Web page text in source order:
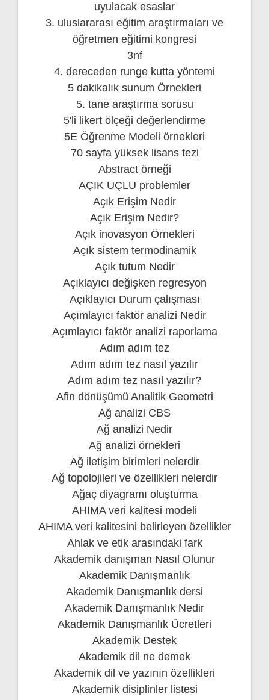
uyulacak esaslar
3. uluslararası eğitim araştırmaları ve
öğretmen eğitimi kongresi
3nf
4. dereceden runge kutta yöntemi
5 dakikalık sunum Örnekleri
5. tane araştırma sorusu
5'li likert ölçeği değerlendirme
5E Öğrenme Modeli örnekleri
70 sayfa yüksek lisans tezi
Abstract örneği
AÇIK UÇLU problemler
Açık Erişim Nedir
Açık Erişim Nedir?
Açık inovasyon Örnekleri
Açık sistem termodinamik
Açık tutum Nedir
Açıklayıcı değişken regresyon
Açıklayıcı Durum çalışması
Açımlayıcı faktör analizi Nedir
Açımlayıcı faktör analizi raporlama
Adım adım tez
Adım adım tez nasıl yazılır
Adım adım tez nasıl yazılır?
Afin dönüşümü Analitik Geometri
Ağ analizi CBS
Ağ analizi Nedir
Ağ analizi örnekleri
Ağ iletişim birimleri nelerdir
Ağ topolojileri ve özellikleri nelerdir
Ağaç diyagramı oluşturma
AHIMA veri kalitesi modeli
AHIMA veri kalitesini belirleyen özellikler
Ahlak ve etik arasındaki fark
Akademik danışman Nasıl Olunur
Akademik Danışmanlık
Akademik Danışmanlık dersi
Akademik Danışmanlık Nedir
Akademik Danışmanlık Ücretleri
Akademik Destek
Akademik dil ne demek
Akademik dil ve yazının özellikleri
Akademik disiplinler listesi